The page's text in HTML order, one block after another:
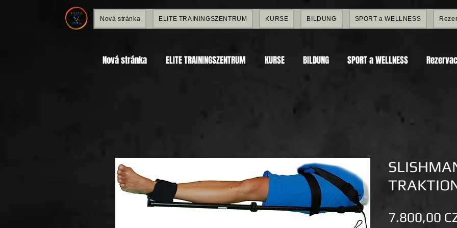
Nová stránka ELITE TRAININGSZENTRUM KURSE BILDUNG SPORT a WELLNESS
Nová stránka ELITE TRAININGSZENTRUM KURSE BILDUNG SPORT a WELLNESS
7.800,00